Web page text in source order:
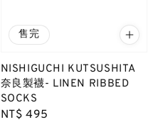
售完
NISHIGUCHI KUTSUSHITA
奈良製襪- LINEN RIBBED
SOCKS
Regular
NT$ 495